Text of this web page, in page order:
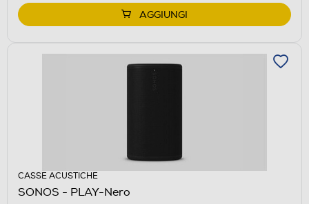
AGGIUNGI
CASSE ACUSTICHE
SONOS - PLAY-Nero